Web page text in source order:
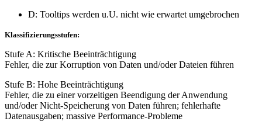
D: Tooltips werden u.U. nicht wie erwartet umgebrochen
Klassifizierungsstufen:
Stufe A: Kritische Beeinträchtigung
Fehler, die zur Korruption von Daten und/oder Dateien führen
Stufe B: Hohe Beeinträchtigung
Fehler, die zu einer vorzeitigen Beendigung der Anwendung
und/oder Nicht-Speicherung von Daten führen; fehlerhafte
Datenausgaben; massive Performance-Probleme